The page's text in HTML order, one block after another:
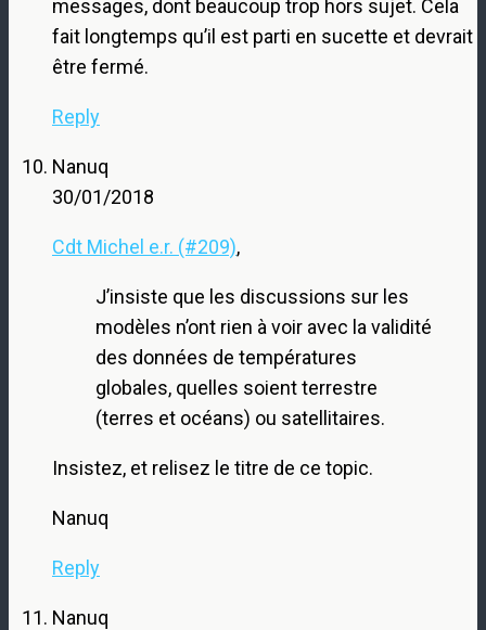
messages, dont beaucoup trop hors sujet. Cela
fait longtemps qu’il est parti en sucette et devrait
être fermé.
Reply
Nanuq
30/01/2018
Cdt Michel e.r. (#209),
J’insiste que les discussions sur les
modèles n’ont rien à voir avec la validité
des données de températures
globales, quelles soient terrestre
(terres et océans) ou satellitaires.
Insistez, et relisez le titre de ce topic.
Nanuq
Reply
Nanuq